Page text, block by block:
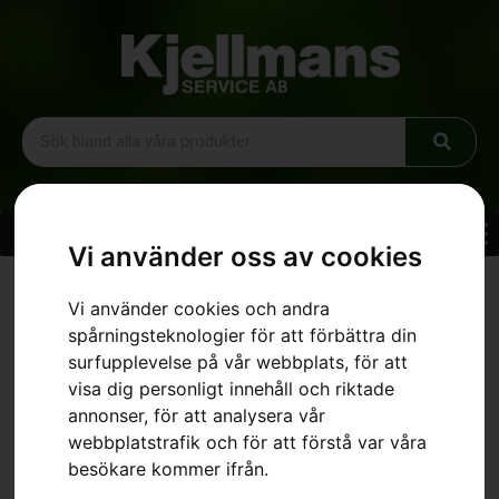
Vi använder oss av cookies
Vi använder cookies och andra
spårningsteknologier för att förbättra din
surfupplevelse på vår webbplats, för att
visa dig personligt innehåll och riktade
annonser, för att analysera vår
webbplatstrafik och för att förstå var våra
besökare kommer ifrån.